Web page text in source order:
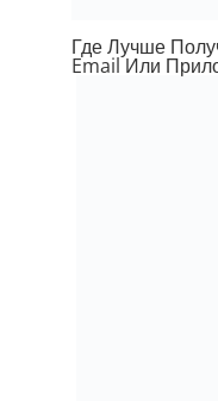
Где Лучше
Email Или